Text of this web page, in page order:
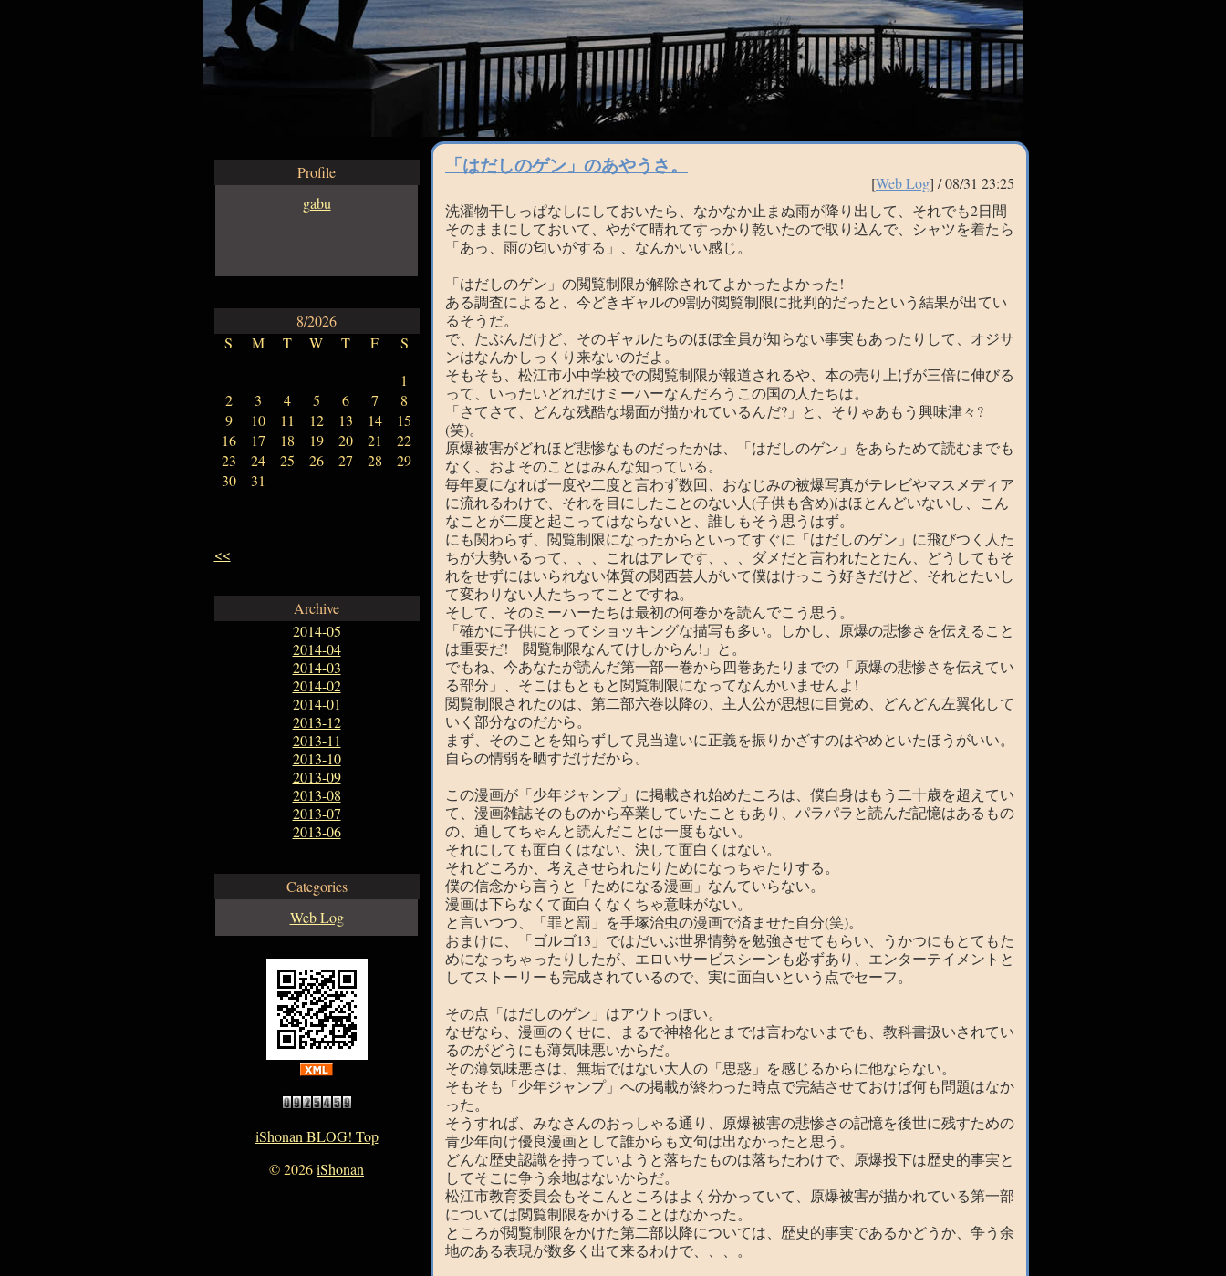
Profile
gabu
8/2026
S
M T W T F
S
1
2
3 4 5 6 7
8
9
10 11 12 13 14
15
16
17 18 19 20 21
22
23
24 25 26 27 28
29
30
31
<<
Archive
2014-05
2014-04
2014-03
2014-02
2014-01
2013-12
2013-11
2013-10
2013-09
2013-08
2013-07
2013-06
Categories
Web Log
iShonan BLOG! Top
©2026iShonan
「はだしのゲン」のあやうさ。
[Web Log] /08/31 23:25
洗濯物干しっぱなしにしておいたら、なかなか止まぬ雨が降り出して、それでも2日間
そのままにしておいて、やがて晴れてすっかり乾いたので取り込んで、シャツを着たら
「あっ、雨の匂いがする」、なんかいい感じ。
「はだしのゲン」の閲覧制限が解除されてよかったよかった!
ある調査によると、今どきギャルの9割が閲覧制限に批判的だったという結果が出てい
るそうだ。
で、たぶんだけど、そのギャルたちのほぼ全員が知らない事実もあったりして、オジサ
ンはなんかしっくり来ないのだよ。
そもそも、松江市小中学校での閲覧制限が報道されるや、本の売り上げが三倍に伸びる
って、いったいどれだけミーハーなんだろうこの国の人たちは。
「さてさて、どんな残酷な場面が描かれているんだ?」と、そりゃあもう興味津々?
(笑)。
原爆被害がどれほど悲惨なものだったかは、「はだしのゲン」をあらためて読むまでも
なく、およそのことはみんな知っている。
毎年夏になれば一度や二度と言わず数回、おなじみの被爆写真がテレビやマスメディア
に流れるわけで、それを目にしたことのない人(子供も含め)はほとんどいないし、こん
なことが二度と起こってはならないと、誰しもそう思うはず。
にも関わらず、閲覧制限になったからといってすぐに「はだしのゲン」に飛びつく人た
ちが大勢いるって、、、これはアレです、、、ダメだと言われたとたん、どうしてもそ
れをせずにはいられない体質の関西芸人がいて僕はけっこう好きだけど、それとたいし
て変わりない人たちってことですね。
そして、そのミーハーたちは最初の何巻かを読んでこう思う。
「確かに子供にとってショッキングな描写も多い。しかし、原爆の悲惨さを伝えること
は重要だ! 閲覧制限なんてけしからん!」と。
でもね、今あなたが読んだ第一部一巻から四巻あたりまでの「原爆の悲惨さを伝えてい
る部分」、そこはもともと閲覧制限になってなんかいませんよ!
閲覧制限されたのは、第二部六巻以降の、主人公が思想に目覚め、どんどん左翼化して
いく部分なのだから。
まず、そのことを知らずして見当違いに正義を振りかざすのはやめといたほうがいい。
自らの情弱を晒すだけだから。
この漫画が「少年ジャンプ」に掲載され始めたころは、僕自身はもう二十歳を超えてい
て、漫画雑誌そのものから卒業していたこともあり、パラパラと読んだ記憶はあるもの
の、通してちゃんと読んだことは一度もない。
それにしても面白くはない、決して面白くはない。
それどころか、考えさせられたりためになっちゃたりする。
僕の信念から言うと「ためになる漫画」なんていらない。
漫画は下らなくて面白くなくちゃ意味がない。
と言いつつ、「罪と罰」を手塚治虫の漫画で済ませた自分(笑)。
おまけに、「ゴルゴ13」ではだいぶ世界情勢を勉強させてもらい、うかつにもとてもた
めになっちゃったりしたが、エロいサービスシーンも必ずあり、エンターテイメントと
してストーリーも完成されているので、実に面白いという点でセーフ。
その点「はだしのゲン」はアウトっぽい。
なぜなら、漫画のくせに、まるで神格化とまでは言わないまでも、教科書扱いされてい
るのがどうにも薄気味悪いからだ。
その薄気味悪さは、無垢ではない大人の「思惑」を感じるからに他ならない。
そもそも「少年ジャンプ」への掲載が終わった時点で完結させておけば何も問題はなか
った。
そうすれば、みなさんのおっしゃる通り、原爆被害の悲惨さの記憶を後世に残すための
青少年向け優良漫画として誰からも文句は出なかったと思う。
どんな歴史認識を持っていようと落ちたものは落ちたわけで、原爆投下は歴史的事実と
してそこに争う余地はないからだ。
松江市教育委員会もそこんところはよく分かっていて、原爆被害が描かれている第一部
については閲覧制限をかけることはなかった。
ところが閲覧制限をかけた第二部以降については、歴史的事実であるかどうか、争う余
地のある表現が数多く出て来るわけで、、、。